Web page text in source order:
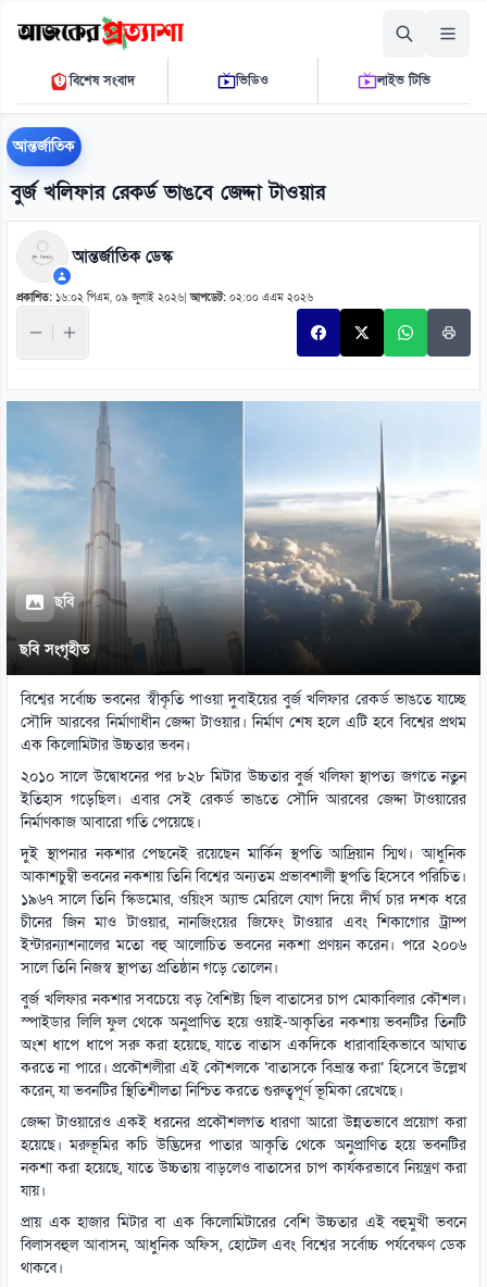
সোমবার, ১০ আগস্ট ২০২৬
০২:১৪:৪০ পি.এম.THE DAILY AJKER PROTTASHA
বিশেষ সংবাদ ভিডিও লাইভ টিভি
আন্তর্জাতিক
বুর্জ খলিফার রেকর্ড ভাঙবে জেদ্দা টাওয়ার
আন্তর্জাতিক ডেস্ক
প্রকাশিত: ১৬:০২ পিএম, ০৯ জুলাই ২০২৬ |আপডেট: ০২:০০ এএম ২০২৬
ছবি
ছবি সংগৃহীত
বিশ্বের সর্বোচ্চ ভবনের স্বীকৃতি পাওয়া দুবাইয়ের বুর্জ খলিফার রেকর্ড ভাঙতে যাচ্ছে
সৌদি আরবের নির্মাণাধীন জেদ্দা টাওয়ার। নির্মাণ শেষ হলে এটি হবে বিশ্বের প্রথম
এক কিলোমিটার উচ্চতার ভবন।
২০১০ সালে উদ্বোধনের পর ৮২৮ মিটার উচ্চতার বুর্জ খলিফা স্থাপত্য জগতে নতুন
ইতিহাস গড়েছিল। এবার সেই রেকর্ড ভাঙতে সৌদি আরবের জেদ্দা টাওয়ারের
নির্মাণকাজ আবারো গতি পেয়েছে।
দুই স্থাপনার নকশার পেছনেই রয়েছেন মার্কিন স্থপতি আদ্রিয়ান স্মিথ। আধুনিক
আকাশচুম্বী ভবনের নকশায় তিনি বিশ্বের অন্যতম প্রভাবশালী স্থপতি হিসেবে পরিচিত।
১৯৬৭ সালে তিনি স্কিডমোর, ওয়িংস অ্যান্ড মেরিলে যোগ দিয়ে দীর্ঘ চার দশক ধরে
চীনের জিন মাও টাওয়ার, নানজিংয়ের জিফেং টাওয়ার এবং শিকাগোর ট্রাম্প
ইন্টারন্যাশনালের মতো বহু আলোচিত ভবনের নকশা প্রণয়ন করেন। পরে ২০০৬
সালে তিনি নিজস্ব স্থাপত্য প্রতিষ্ঠান গড়ে তোলেন।
বুর্জ খলিফার নকশার সবচেয়ে বড় বৈশিষ্ট্য ছিল বাতাসের চাপ মোকাবিলার কৌশল।
স্পাইডার লিলি ফুল থেকে অনুপ্রাণিত হয়ে ওয়াই-আকৃতির নকশায় ভবনটির তিনটি
অংশ ধাপে ধাপে সরু করা হয়েছে, যাতে বাতাস একদিকে ধারাবাহিকভাবে আঘাত
করতে না পারে। প্রকৌশলীরা এই কৌশলকে ‘বাতাসকে বিভ্রান্ত করা’ হিসেবে উল্লেখ
করেন, যা ভবনটির স্থিতিশীলতা নিশ্চিত করতে গুরুত্বপূর্ণ ভূমিকা রেখেছে।
জেদ্দা টাওয়ারেও একই ধরনের প্রকৌশলগত ধারণা আরো উন্নতভাবে প্রয়োগ করা
হয়েছে। মরুভূমির কচি উদ্ভিদের পাতার আকৃতি থেকে অনুপ্রাণিত হয়ে ভবনটির
নকশা করা হয়েছে, যাতে উচ্চতায় বাড়লেও বাতাসের চাপ কার্যকরভাবে নিয়ন্ত্রণ করা
যায়।
প্রায় এক হাজার মিটার বা এক কিলোমিটারের বেশি উচ্চতার এই বহুমুখী ভবনে
বিলাসবহুল আবাসন, আধুনিক অফিস, হোটেল এবং বিশ্বের সর্বোচ্চ পর্যবেক্ষণ ডেক
থাকবে।